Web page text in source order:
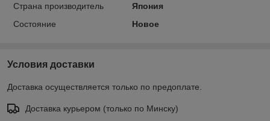
Страна производитель
Япония
Состояние
Новое
Условия доставки
Доставка осуществляется только по предоплате.
Доставка курьером (только по Минску)